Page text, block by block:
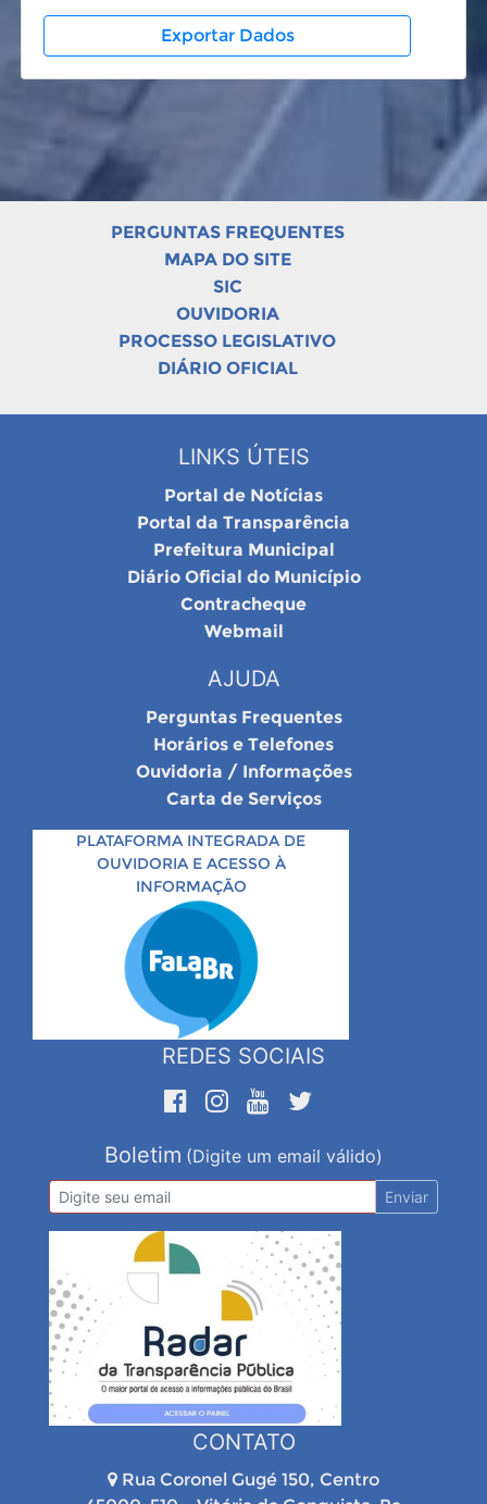
Exportar Dados
PERGUNTAS FREQUENTES
MAPA DO SITE
SIC
OUVIDORIA
PROCESSO LEGISLATIVO
DIÁRIO OFICIAL
LINKS ÚTEIS
Portal de Notícias
Portal da Transparência
Prefeitura Municipal
Diário Oficial do Município
Contracheque
Webmail
AJUDA
Perguntas Frequentes
Horários e Telefones
Ouvidoria / Informações
Carta de Serviços
PLATAFORMA INTEGRADA DE
OUVIDORIA E ACESSO À
INFORMAÇÃO
REDES SOCIAIS
Boletim (Digite um email válido)
Enviar
CONTATO
Rua Coronel Gugé 150, Centro